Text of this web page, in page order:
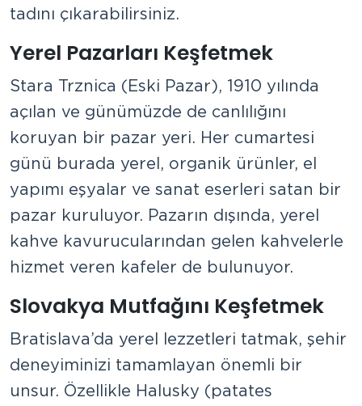
tadını çıkarabilirsiniz.
Yerel Pazarları Keşfetmek
Stara Trznica (Eski Pazar), 1910 yılında
açılan ve günümüzde de canlılığını
koruyan bir pazar yeri. Her cumartesi
günü burada yerel, organik ürünler, el
yapımı eşyalar ve sanat eserleri satan bir
pazar kuruluyor. Pazarın dışında, yerel
kahve kavurucularından gelen kahvelerle
hizmet veren kafeler de bulunuyor.
Slovakya Mutfağını Keşfetmek
Bratislava’da yerel lezzetleri tatmak, şehir
deneyiminizi tamamlayan önemli bir
unsur. Özellikle Halusky (patates